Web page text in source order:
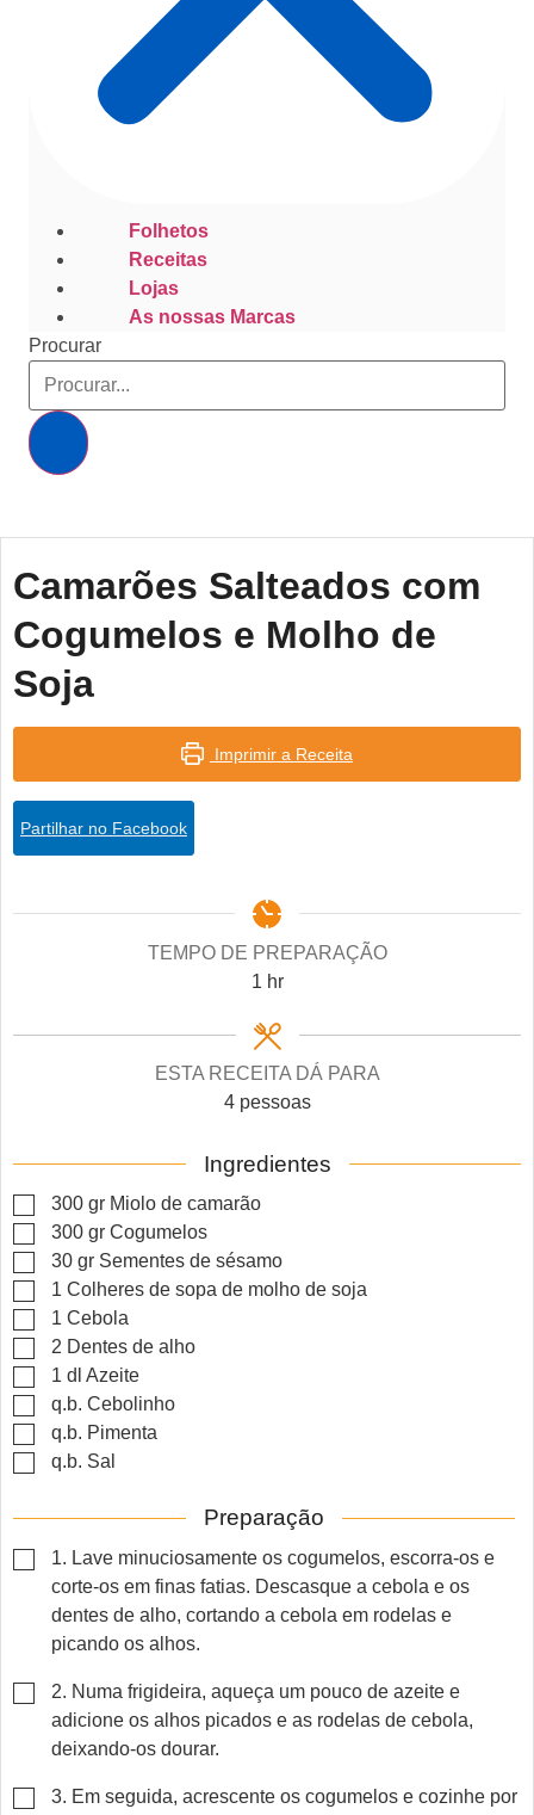
Folhetos
Receitas
Lojas
As nossas Marcas
Procurar
Camarões Salteados com
Cogumelos e Molho de
Soja
Imprimir a Receita
Partilhar no Facebook
TEMPO DE PREPARAÇÃO
1 hour
hr
ESTA RECEITA DÁ PARA
4 pessoas
Ingredientes
▢
300 gr Miolo de camarão
▢
300 gr Cogumelos
▢
30 gr Sementes de sésamo
▢
1 Colheres de sopa de molho de soja
▢
1 Cebola
▢
2 Dentes de alho
▢
1 dl Azeite
▢
q.b. Cebolinho
▢
q.b. Pimenta
▢
q.b. Sal
Preparação
▢
1. Lave minuciosamente os cogumelos, escorra-os e
corte-os em finas fatias. Descasque a cebola e os
dentes de alho, cortando a cebola em rodelas e
picando os alhos.
▢
2. Numa frigideira, aqueça um pouco de azeite e
adicione os alhos picados e as rodelas de cebola,
deixando-os dourar.
▢
3. Em seguida, acrescente os cogumelos e cozinhe por